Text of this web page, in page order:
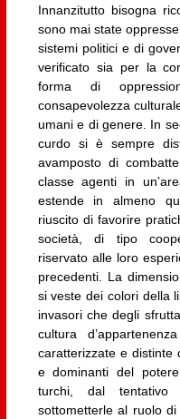
Innanzitutto bisogna
sono mai state
sistemi politici e di
verificato sia per la
forma di
consapevolezza
umani e di genere. In
curdo si è sempre
avamposto di
classe agenti in
estende in almeno
riuscito di favorire
società, di tipo
riservato alle loro
precedenti. La
si veste dei colori della
invasori che degli
cultura
caratterizzate e distinte
e dominanti del
turchi, dal tentativo
sottometterle al ruolo